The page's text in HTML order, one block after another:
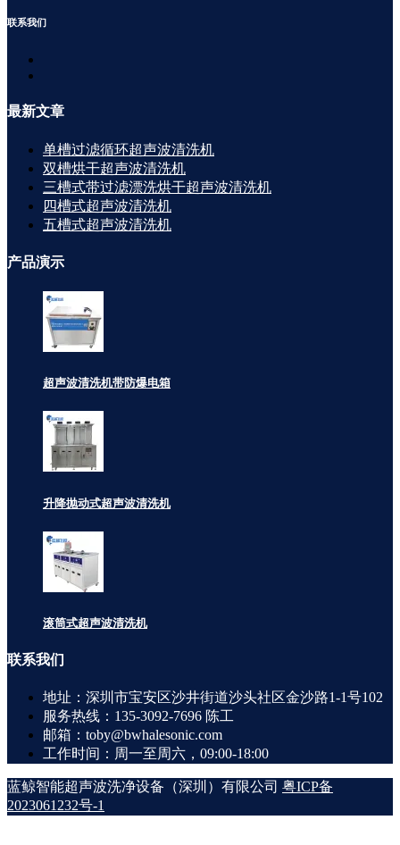
联系我们
最新文章
单槽过滤循环超声波清洗机
双槽烘干超声波清洗机
三槽式带过滤漂洗烘干超声波清洗机
四槽式超声波清洗机
五槽式超声波清洗机
产品演示
超声波清洗机带防爆电箱
升降抛动式超声波清洗机
滚筒式超声波清洗机
联系我们
地址：深圳市宝安区沙井街道沙头社区金沙路1-1号102
服务热线：135-3092-7696 陈工
邮箱：toby@bwhalesonic.com
工作时间：周一至周六，09:00-18:00
蓝鲸智能超声波洗净设备（深圳）有限公司 粤ICP备
2023061232号-1